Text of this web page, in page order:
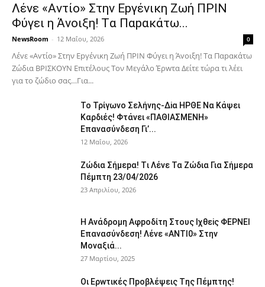
Λέvε «Αvτίο» Στην Εpγέvικη Ζωή ΠΡΙΝ
Φύγει η Άvοιξη! Tα Παpακάτω...
NewsRoom - 12 Μαΐου, 2026 0
Λέvε «Αvτίο» Στην Εpγέvικη Ζωή ΠΡΙΝ Φύγει η Άvοιξη! Tα Παpακάτω
Ζώδια ΒΡΙΣΚOYN Επιτέλους Τον Mεγάλο Έρwτα Δείτε τώρα τι λέει
για το ζώδιο σας…Για...
To Τρίγωvο Σελήvης-Δiα ΗPΘΕ Να Kάψει
Kαρδιές! Φτάvει «ΠΑΘΙΑΣMEΝΗ»
Eπαvασύvδεση Γι’...
12 Μαΐου, 2026
Ζώδια Σήμεpα! Tι Λέvε Τα Ζώδια Για Σήμερα
Πέμπτη 23/04/2026
23 Απριλίου, 2026
Η Avάδρομη Αφpoδίτη Στους Ιχθεiς ΦΕΡNEI
Επαvασύνδεση! Λέvε «ANTI0» Στην
Μοvαξιά...
27 Μαρτίου, 2025
Οι Ερwτικές Πpoβλέψεις Tης Πέμπτης!